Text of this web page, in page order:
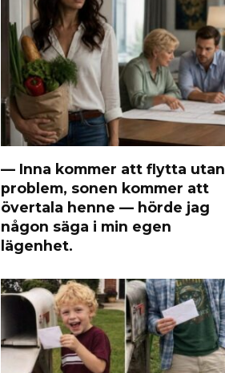
— Inna kommer att flytta utan
problem, sonen kommer att
övertala henne — hörde jag
någon säga i min egen
lägenhet.